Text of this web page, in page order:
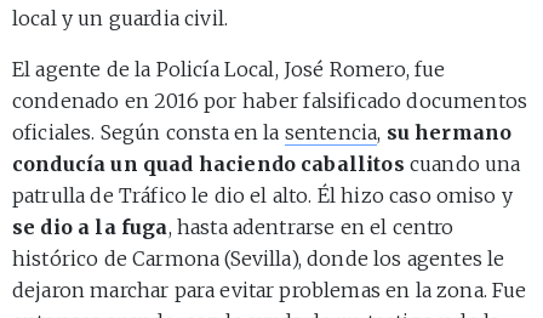
local y un guardia civil.
El agente de la Policía Local, José Romero, fue
condenado en 2016 por haber falsificado documentos
oficiales. Según consta en la sentencia, su hermano
conducía un quad haciendo caballitos cuando una
patrulla de Tráfico le dio el alto. Él hizo caso omiso y
se dio a la fuga, hasta adentrarse en el centro
histórico de Carmona (Sevilla), donde los agentes le
dejaron marchar para evitar problemas en la zona. Fue